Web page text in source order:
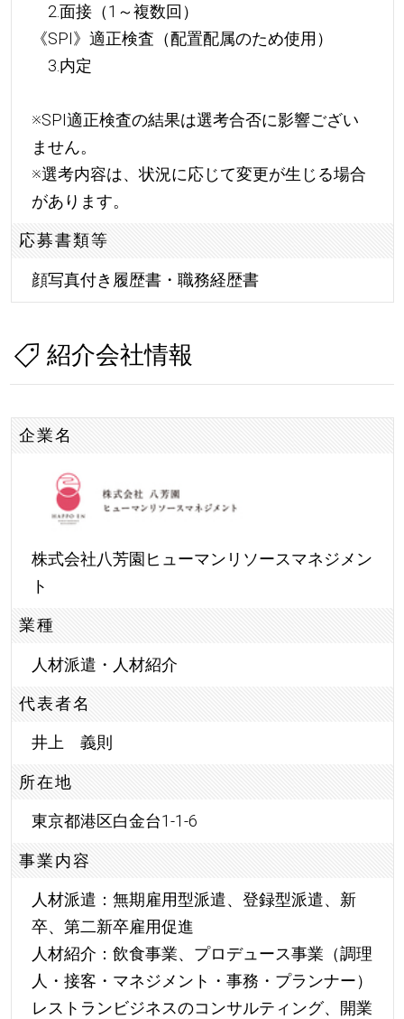
2.面接（1～複数回）
《SPI》適正検査（配置配属のため使用）
3.内定
※SPI適正検査の結果は選考合否に影響ござい
ません。
※選考内容は、状況に応じて変更が生じる場合
があります。
応募書類等
顔写真付き履歴書・職務経歴書
紹介会社情報
企業名
株式会社八芳園ヒューマンリソースマネジメン
ト
業種
人材派遣・人材紹介
代表者名
井上 義則
所在地
東京都港区白金台1-1-6
事業内容
人材派遣：無期雇用型派遣、登録型派遣、新
卒、第二新卒雇用促進
人材紹介：飲食事業、プロデュース事業（調理
人・接客・マネジメント・事務・プランナー）
レストランビジネスのコンサルティング、開業